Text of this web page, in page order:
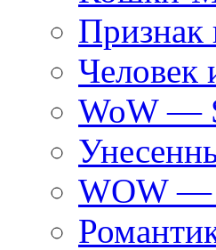
Признак
Человек
WoW —
WOW —